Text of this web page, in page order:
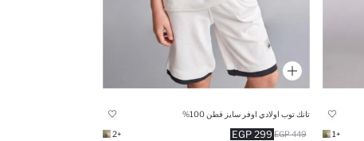
+1
تانك توب اولادي اوفر سايز قطن 100%
299 EGP 449 EGP
+2